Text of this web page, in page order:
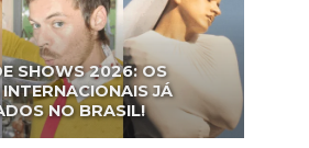
SHOWS 2026: OS
JÁ
NO BRASIL!